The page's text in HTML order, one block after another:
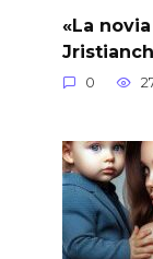
«La
0